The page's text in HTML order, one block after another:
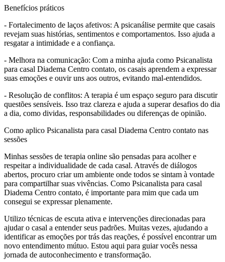
Benefícios práticos
- Fortalecimento de laços afetivos: A psicanálise permite que casais
revejam suas histórias, sentimentos e comportamentos. Isso ajuda a
resgatar a intimidade e a confiança.
- Melhora na comunicação: Com a minha ajuda como Psicanalista
para casal Diadema Centro contato, os casais aprendem a expressar
suas emoções e ouvir uns aos outros, evitando mal-entendidos.
- Resolução de conflitos: A terapia é um espaço seguro para discutir
questões sensíveis. Isso traz clareza e ajuda a superar desafios do dia
a dia, como dividas, responsabilidades ou diferenças de opinião.
Como aplico Psicanalista para casal Diadema Centro contato nas
sessões
Minhas sessões de terapia online são pensadas para acolher e
respeitar a individualidade de cada casal. Através de diálogos
abertos, procuro criar um ambiente onde todos se sintam à vontade
para compartilhar suas vivências. Como Psicanalista para casal
Diadema Centro contato, é importante para mim que cada um
consegui se expressar plenamente.
Utilizo técnicas de escuta ativa e intervenções direcionadas para
ajudar o casal a entender seus padrões. Muitas vezes, ajudando a
identificar as emoções por trás das reações, é possível encontrar um
novo entendimento mútuo. Estou aqui para guiar vocês nessa
jornada de autoconhecimento e transformação.